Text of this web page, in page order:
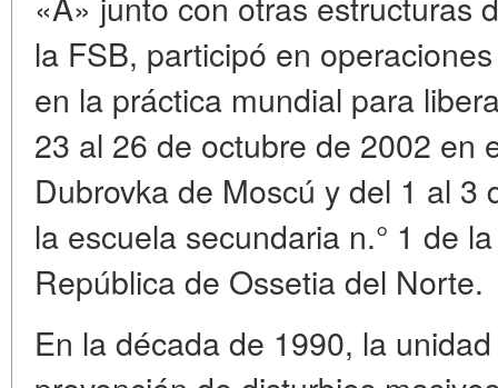
la FSB, participó en
en la práctica mundial para
23 al 26 de octubre de 2002 en
Dubrovka de Moscú y del 1 al 3
la escuela secundaria n.° 1 de
República de Ossetia del Norte.
En la década de 1990, la